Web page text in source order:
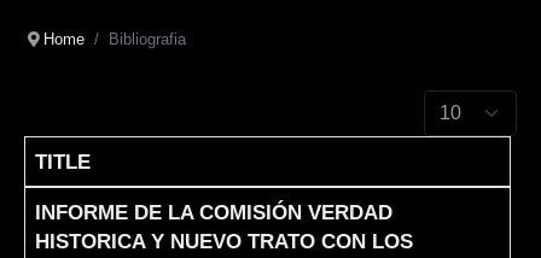
Home Bibliografia
Display #
TITLE
INFORME DE LA COMISIÓN VERDAD
HISTORICA Y NUEVO TRATO CON LOS